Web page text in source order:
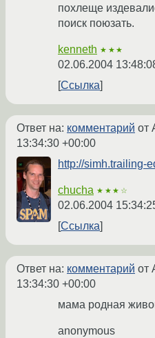
похлеще
поиск поюзать.
kenneth ★★★
02.06.2004
Ссылка
Ответ на: комментарий от
13:34:30 +00:00
http://simh.trailing-
chucha ★★★☆
02.06.2004
Ссылка
Ответ на: комментарий от
13:34:30 +00:00
мама родная
anonymous